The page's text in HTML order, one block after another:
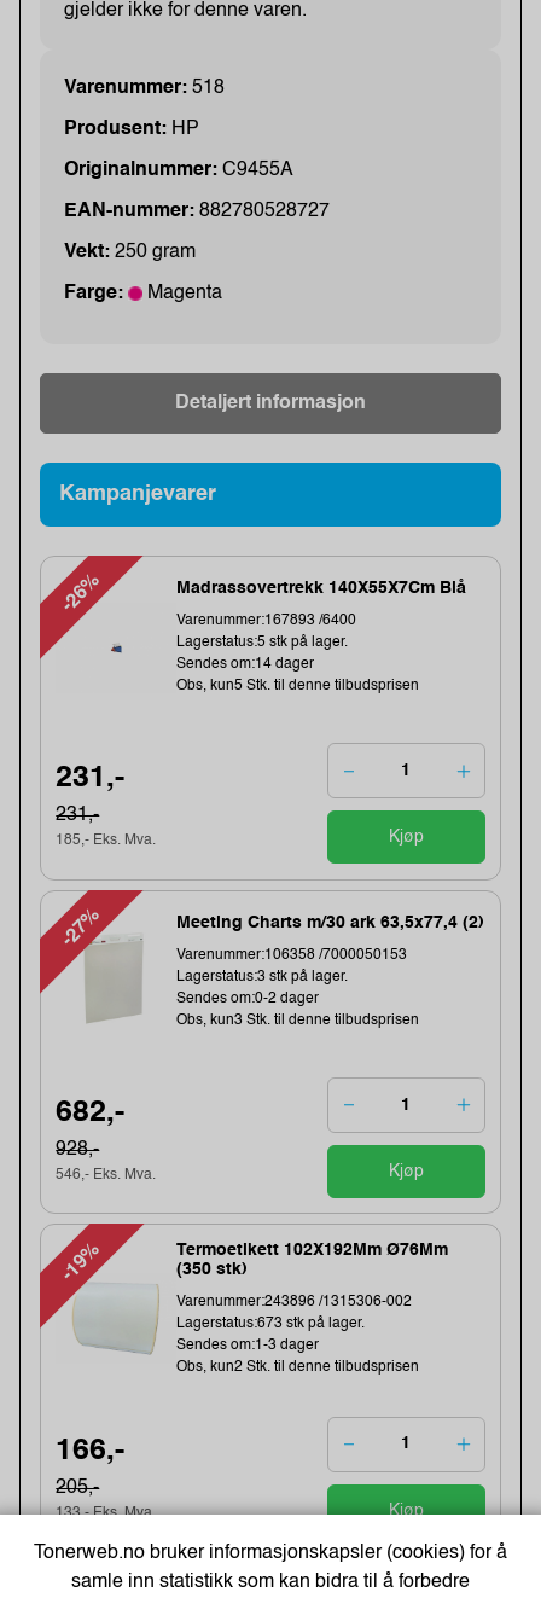
gjelder ikke for denne varen.
Varenummer: 518
Produsent: HP
Originalnummer: C9455A
EAN-nummer: 882780528727
Vekt: 250 gram
Farge: Magenta
Detaljert informasjon
Kampanjevarer
-26% Madrassovertrekk 140X55X7Cm Blå
Varenummer:167893 /6400
Lagerstatus:5 stk på lager.
Sendes om:14 dager
Obs, kun5 Stk. til denne tilbudsprisen
231,-
231,-
185,- Eks. Mva. Kjøp
-27% Meeting Charts m/30 ark 63,5x77,4 (2)
Varenummer:106358 /7000050153
Lagerstatus:3 stk på lager.
Sendes om:0-2 dager
Obs, kun3 Stk. til denne tilbudsprisen
682,-
928,-
546,- Eks. Mva. Kjøp
-19%
Termoetikett 102X192Mm Ø76Mm
(350 stk)
Varenummer:243896 /1315306-002
Lagerstatus:673 stk på lager.
Sendes om:1-3 dager
Obs, kun2 Stk. til denne tilbudsprisen
166,-
205,-
133,- Eks. Mva. Kjøp
Direct thermal receipt roll 101,6 mm
Tonerweb.no bruker informasjonskapsler (cookies) for å
samle inn statistikk som kan bidra til å forbedre